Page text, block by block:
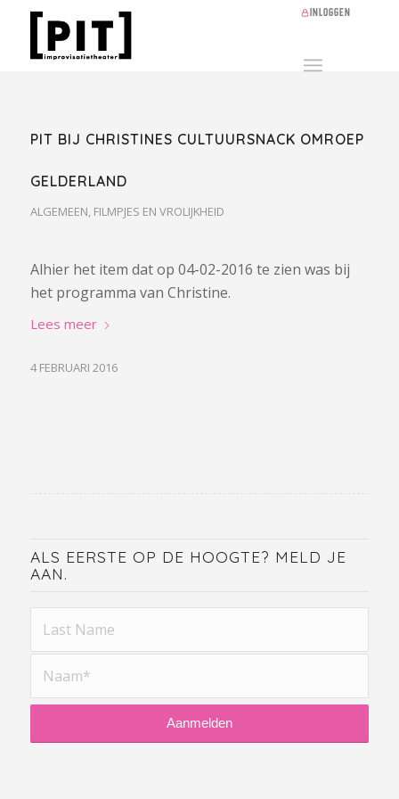
Inloggen
PIT BIJ CHRISTINES CULTUURSNACK OMROEP
GELDERLAND
ALGEMEEN, FILMPJES EN VROLIJKHEID
Alhier het item dat op 04-02-2016 te zien was bij
het programma van Christine.
Lees meer
4 FEBRUARI 2016
ALS EERSTE OP DE HOOGTE? MELD JE
AAN.